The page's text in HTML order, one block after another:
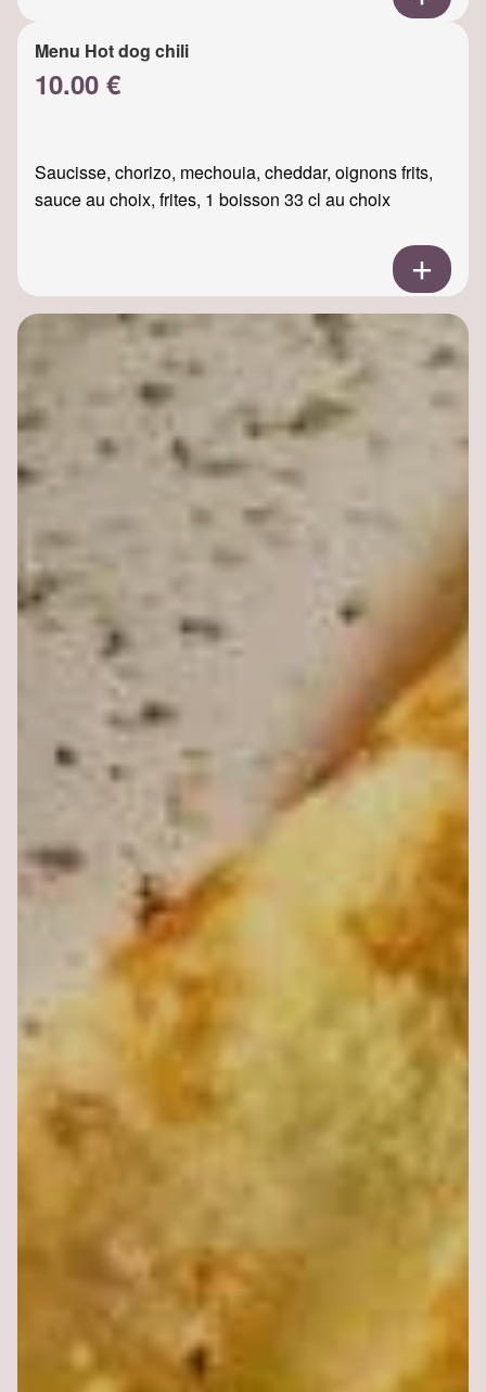
Menu Hot dog chili
10.00 €
Saucisse, chorizo, mechouia, cheddar, oignons frits,
sauce au choix, frites, 1 boisson 33 cl au choix